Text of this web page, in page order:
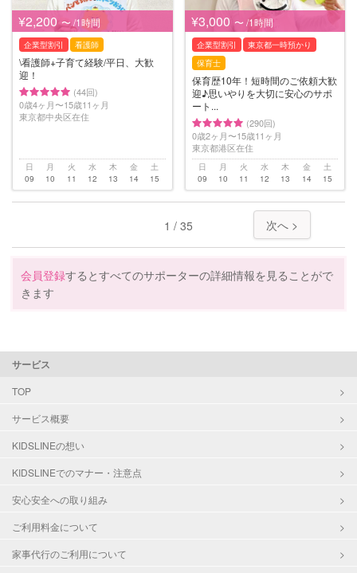
¥2,200 〜 /1時間
企業型割引 看護師
\看護師+子育て経験/平日、大歓
迎！
(44回)
0歳4ヶ月〜15歳11ヶ月
東京都中央区在住
日
09
月
10
火
11
水
12
木
13
金
14
土
15
¥3,000 〜 /1時間
企業型割引
東京都一時預かり
保育士
保育歴10年！短時間のご依頼大歓
迎♪思いやりを大切に安心のサポ
ート...
(290回)
0歳2ヶ月〜15歳11ヶ月
東京都港区在住
日
09
月
10
火
11
水
12
木
13
金
14
土
15
1 / 35 次へ >
会員登録するとすべてのサポーターの詳細情報を見ることがで
きます
サービス
TOP
サービス概要
KIDSLINEの想い
KIDSLINEでのマナー・注意点
安心安全への取り組み
ご利用料金について
家事代行のご利用について